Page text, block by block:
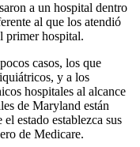
a un hospital dentro
al que los atendió
primer hospital.
casos, los que
y a los
hospitales al alcance
de Maryland están
estado establezca sus
de Medicare.